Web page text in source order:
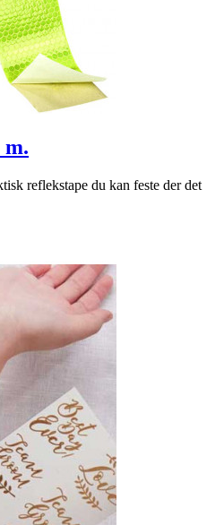
m.
reflekstape du kan feste der det